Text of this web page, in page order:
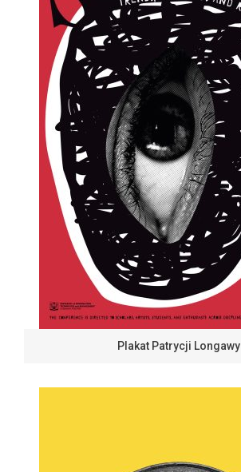
Plakat Patrycji Longawy